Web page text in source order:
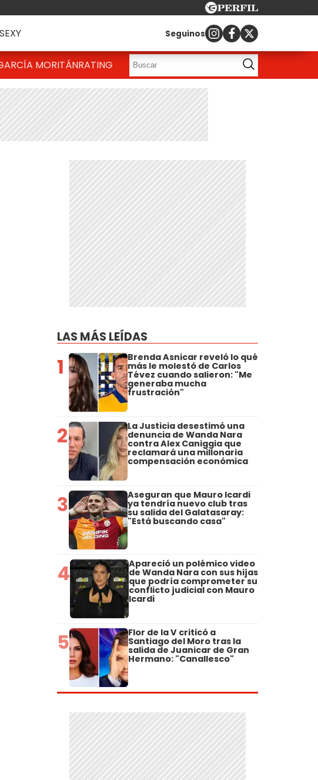
SEXY Seguinos
MORITÁNRATING
LAS MÁS LEÍDAS
1 Brenda Asnicar reveló lo qué
más le molestó de Carlos
Tévez cuando salieron: "Me
generaba mucha
frustración"
2 La Justicia desestimó una
denuncia de Wanda Nara
contra Alex Caniggia que
reclamará una millonaria
compensación económica
3 Aseguran que Mauro Icardi
ya tendría nuevo club tras
su salida del Galatasaray:
"Está buscando casa"
4 Apareció un polémico video
de Wanda Nara con sus hijas
que podría comprometer su
conflicto judicial con Mauro
Icardi
5 Flor de la V criticó a
Santiago del Moro tras la
salida de Juanicar de Gran
Hermano: "Canallesco"